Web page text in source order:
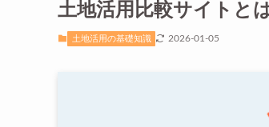
土地活用比較サイトと
土地活用の基礎知識 2026-01-05